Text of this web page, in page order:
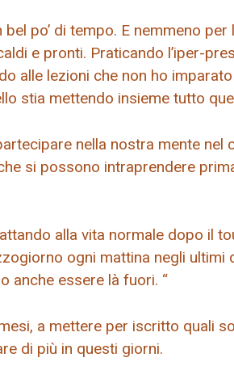
po’ di tempo. E nemmeno per
e pronti. Praticando l’iper-
alle lezioni che non ho
stia mettendo insieme tutto
nella nostra mente nel
si possono intraprendere
alla vita normale dopo il
ogni mattina negli ultimi
anche essere là fuori. “
a mettere per iscritto quali
di più in questi giorni.